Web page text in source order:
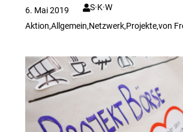
6. Mai 2019
S·K·W
Aktion,Allgemein,Netzwerk,Projekte,von